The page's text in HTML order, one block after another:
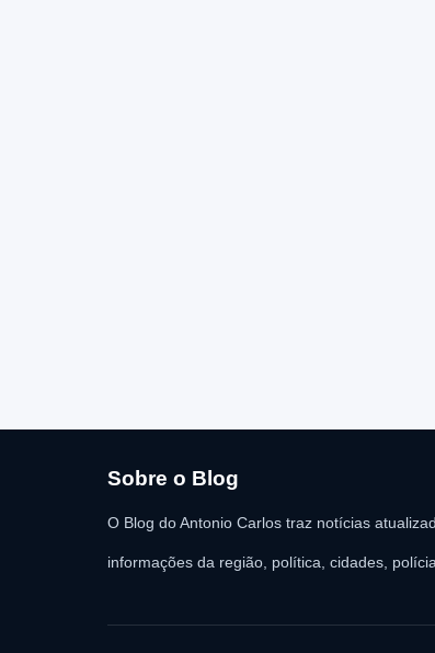
Sobre o Blog
O Blog do Antonio Carlos traz notícias
informações da região, política, cidades,